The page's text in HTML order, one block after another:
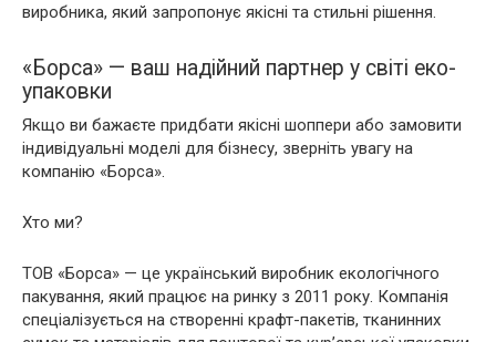
виробника, який запропонує якісні та стильні рішення.
«Борса» — ваш надійний партнер у світі еко-
упаковки
Якщо ви бажаєте придбати якісні шоппери або замовити
індивідуальні моделі для бізнесу, зверніть увагу на
компанію «Борса».
Хто ми?
ТОВ «Борса» — це український виробник екологічного
пакування, який працює на ринку з 2011 року. Компанія
спеціалізується на створенні крафт-пакетів, тканинних